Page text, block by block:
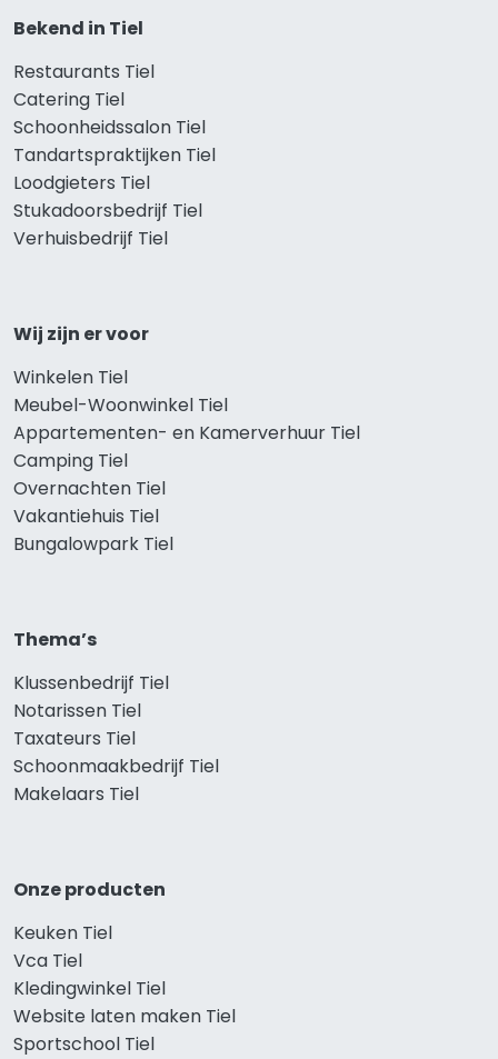
Bekend in Tiel
Restaurants Tiel
Catering Tiel
Schoonheidssalon Tiel
Tandartspraktijken Tiel
Loodgieters Tiel
Stukadoorsbedrijf Tiel
Verhuisbedrijf Tiel
Wij zijn er voor
Winkelen Tiel
Meubel-Woonwinkel Tiel
Appartementen- en Kamerverhuur Tiel
Camping Tiel
Overnachten Tiel
Vakantiehuis Tiel
Bungalowpark Tiel
Thema’s
Klussenbedrijf Tiel
Notarissen Tiel
Taxateurs Tiel
Schoonmaakbedrijf Tiel
Makelaars Tiel
Onze producten
Keuken Tiel
Vca Tiel
Kledingwinkel Tiel
Website laten maken Tiel
Sportschool Tiel